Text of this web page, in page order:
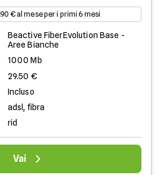
€ al mese per i primi 6 mesi
Beactive FiberEvolution Base -
Aree Bianche
1000 Mb
29.50 €
Incluso
adsl, fibra
rid
Vai